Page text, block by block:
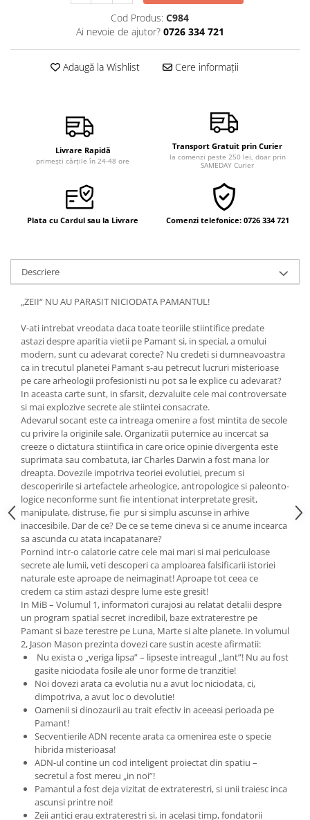
Psihologie practică
Sexualitate
Lumea îngerilor
Vindecare spirituală
Supă de pui pentru suflet
Oracol
Spiritualitate şi ştiinţă
Fără categorie
Cunoaștere
Cod Produs: C984
Ai nevoie de ajutor? 0726 334 721
Adaugă la Wishlist Cere informații
Livrare Rapidă
primești cărțile în 24-48 ore
Transport Gratuit prin Curier
la comenzi peste 250 lei, doar prin
SAMEDAY Curier
Plata cu Cardul sau la Livrare Comenzi telefonice: 0726 334 721
Descriere
„ZEII“ NU AU PARASIT NICIODATA PAMANTUL!
V-ati intrebat vreodata daca toate teoriile stiintifice predate
astazi despre aparitia vietii pe Pamant si, in special, a omului
modern, sunt cu adevarat corecte? Nu credeti si dumneavoastra
ca in trecutul planetei Pamant s-au petrecut lucruri misterioase
pe care arheologii profesionisti nu pot sa le explice cu adevarat?
In aceasta carte sunt, in sfarsit, dezvaluite cele mai controversate
si mai explozive secrete ale stiintei consacrate.
Adevarul socant este ca intreaga omenire a fost mintita de secole
cu privire la originile sale. Organizatii puternice au incercat sa
creeze o dictatura stiintifica in care orice opinie divergenta este
suprimata sau combatuta, iar Charles Darwin a fost mana lor
dreapta. Dovezile impotriva teoriei evolutiei, precum si
descoperirile si artefactele arheologice, antropologice si paleonto­
logice neconforme sunt fie intentionat interpretate gresit,
manipulate, distruse, fie pur si simplu ascunse in arhive
inaccesibile. Dar de ce? De ce se teme cineva si ce anume incearca
sa ascunda cu atata incapatanare?
Pornind intr-o calatorie catre cele mai mari si mai periculoase
secrete ale lumii, veti descoperi ca amploarea falsificarii istoriei
naturale este aproape de neimaginat! Aproape tot ceea ce
credem ca stim astazi despre lume este gresit!
In MiB – Volumul 1, informatori curajosi au relatat detalii despre
un program spatial secret incredibil, baze extraterestre pe
Pamant si baze terestre pe Luna, Marte si alte planete. In volumul
2, Jason Mason prezinta dovezi care sustin aceste afirmatii:
Nu exista o „veriga lipsa” – lipseste intreagul „lant”! Nu au fost
gasite niciodata fosile ale unor forme de tranzitie!
Noi dovezi arata ca evolutia nu a avut loc niciodata, ci,
dimpotriva, a avut loc o devolutie!
Oamenii si dinozaurii au trait efectiv in aceeasi perioada pe
Pamant!
Secventierile ADN recente arata ca omenirea este o specie
hibrida misterioasa!
ADN-ul contine un cod inteligent proiectat din spatiu –
secretul a fost mereu „in noi”!
Pamantul a fost deja vizitat de extraterestri, si unii traiesc inca
ascunsi printre noi!
Zeii antici erau extraterestri si, in acelasi timp, fondatorii